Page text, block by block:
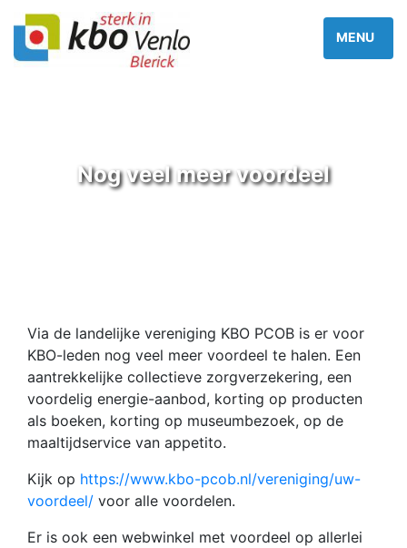
Nog veel meer voordeel
Via de landelijke vereniging KBO PCOB is er voor
KBO-leden nog veel meer voordeel te halen. Een
aantrekkelijke collectieve zorgverzekering, een
voordelig energie-aanbod, korting op producten
als boeken, korting op museumbezoek, op de
maaltijdservice van appetito.
Kijk op https://www.kbo-pcob.nl/vereniging/uw-
voordeel/ voor alle voordelen.
Er is ook een webwinkel met voordeel op allerlei